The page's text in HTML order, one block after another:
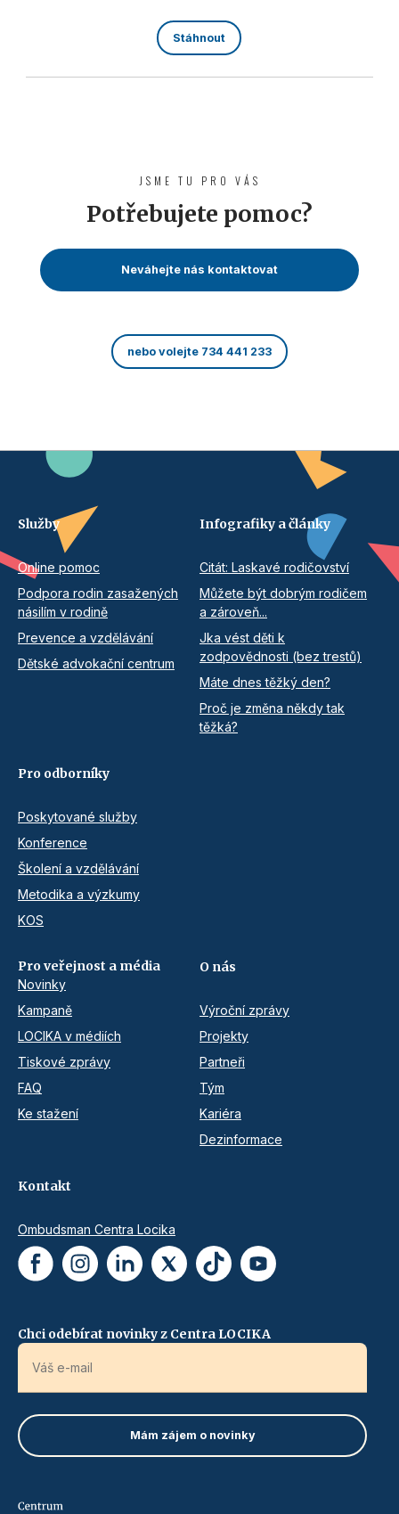
Stáhnout
JSME TU PRO VÁS
Potřebujete pomoc?
Neváhejte nás kontaktovat
nebo volejte 734 441 233
Služby
Online pomoc
Podpora rodin zasažených
násilím v rodině
Prevence a vzdělávání
Dětské advokační centrum
Infografiky a články
Citát: Laskavé rodičovství
Můžete být dobrým rodičem
a zároveň...
Jka vést děti k
zodpovědnosti (bez trestů)
Máte dnes těžký den?
Proč je změna někdy tak
těžká?
Pro odborníky
Poskytované služby
Konference
Školení a vzdělávání
Metodika a výzkumy
KOS
Pro veřejnost a média
Novinky
Kampaně
LOCIKA v médiích
Tiskové zprávy
FAQ
Ke stažení
O nás
Výroční zprávy
Projekty
Partneři
Tým
Kariéra
Dezinformace
Kontakt
Ombudsman Centra Locika
Chci odebírat novinky z Centra LOCIKA